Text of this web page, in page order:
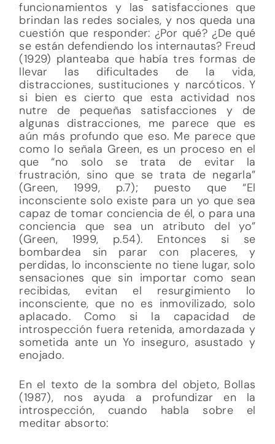
funcionamientos y las satisfacciones que
brindan las redes sociales, y nos queda una
cuestión que responder: ¿Por qué? ¿De qué
se están defendiendo los internautas? Freud
(1929) planteaba que había tres formas de
llevar las dificultades de la vida,
distracciones, sustituciones y narcóticos. Y
si bien es cierto que esta actividad nos
nutre de pequeñas satisfacciones y de
algunas distracciones, me parece que es
aún más profundo que eso. Me parece que
como lo señala Green, es un proceso en el
que “no solo se trata de evitar la
frustración, sino que se trata de negarla”
(Green, 1999, p.7); puesto que “El
inconsciente solo existe para un yo que sea
capaz de tomar conciencia de él, o para una
conciencia que sea un atributo del yo”
(Green, 1999, p.54). Entonces si se
bombardea sin parar con placeres, y
perdidas, lo inconsciente no tiene lugar, solo
sensaciones que sin importar como sean
recibidas, evitan el resurgimiento lo
inconsciente, que no es inmovilizado, solo
aplacado. Como si la capacidad de
introspección fuera retenida, amordazada y
sometida ante un Yo inseguro, asustado y
enojado.
En el texto de la sombra del objeto, Bollas
(1987), nos ayuda a profundizar en la
introspección, cuando habla sobre el
meditar absorto: